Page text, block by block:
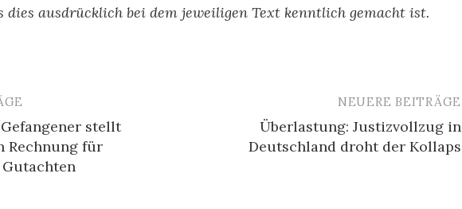
dies ausdrücklich bei dem jeweiligen Text kenntlich gemacht ist.
stellt
Rechnung für
NEUERE BEITRÄGE
Überlastung: Justizvollzug in
Deutschland droht der Kollaps